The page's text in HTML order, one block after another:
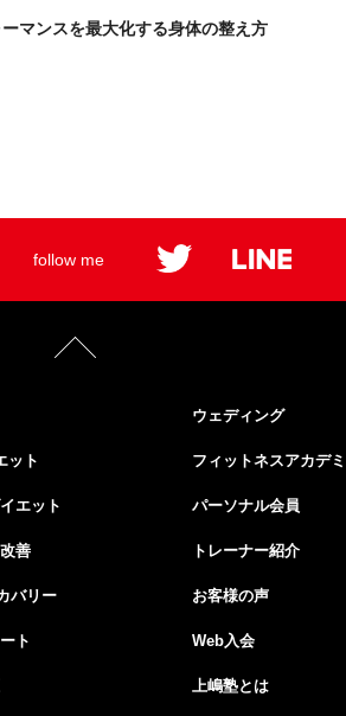
マンスを最大化する身体の整え方
follow me
ット
エット
善
バリー
ト
ウェディング
フィットネスアカデ
パーソナル会員
トレーナー紹介
お客様の声
Web入会
上嶋塾とは